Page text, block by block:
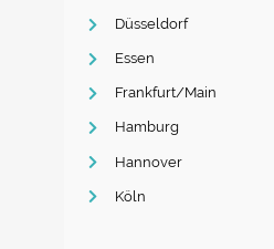
Düsseldorf
Essen
Frankfurt/Main
Hamburg
Hannover
Köln